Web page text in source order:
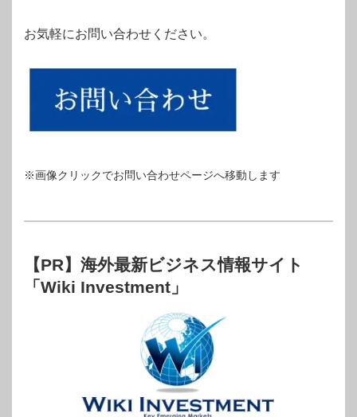
お気軽にお問い合わせください。
※画像クリックでお問い合わせページへ移動します
【PR】海外最新ビジネス情報サイト
「Wiki Investment」